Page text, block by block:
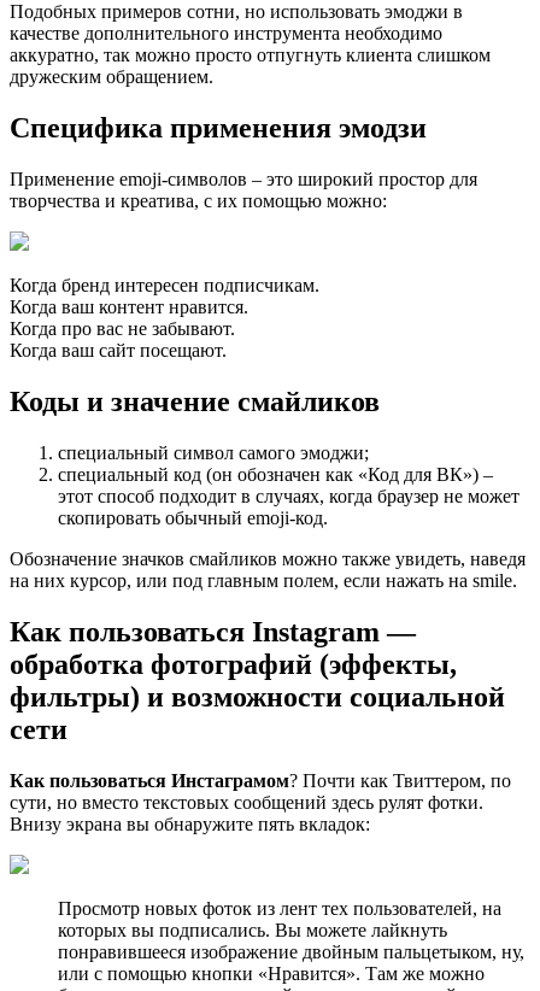
Подобных примеров сотни, но использовать эмоджи в
качестве дополнительного инструмента необходимо
аккуратно, так можно просто отпугнуть клиента слишком
дружеским обращением.
Специфика применения эмодзи
Применение emoji-символов – это широкий простор для
творчества и креатива, с их помощью можно:
Когда бренд интересен подписчикам.
Когда ваш контент нравится.
Когда про вас не забывают.
Когда ваш сайт посещают.
Коды и значение смайликов
специальный символ самого эмоджи;
специальный код (он обозначен как «Код для ВК») –
этот способ подходит в случаях, когда браузер не может
скопировать обычный emoji-код.
Обозначение значков смайликов можно также увидеть, наведя
на них курсор, или под главным полем, если нажать на smile.
Как пользоваться Instagram —
обработка фотографий (эффекты,
фильтры) и возможности социальной
сети
Как пользоваться Инстаграмом? Почти как Твиттером, по
сути, но вместо текстовых сообщений здесь рулят фотки.
Внизу экрана вы обнаружите пять вкладок:
Просмотр новых фоток из лент тех пользователей, на
которых вы подписались. Вы можете лайкнуть
понравившееся изображение двойным пальцетыком, ну,
или с помощью кнопки «Нравится». Там же можно